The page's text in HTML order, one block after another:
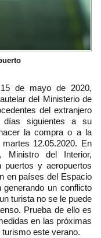
de mayo de 2020,
del Ministerio de
del extranjero
días siguientes a su
la compra o a la
12.05.2020. En
Ministro del Interior,
puertos y aeropuertos
en países del Espacio
generando un conflicto
turista no se le puede
Prueba de ello es
en las próximas
este verano.